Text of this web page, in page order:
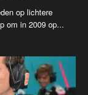
op lichtere
om in 2009 op...